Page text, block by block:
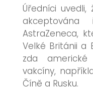
Úředníci
AstraZeneca,
Velké Británii a
zda
vakcíny,
Číně a Rusku.